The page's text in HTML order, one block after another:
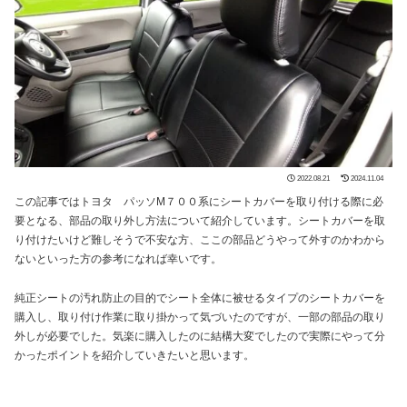
2022.08.21 2024.11.04
この記事ではトヨタ パッソM７００系にシートカバーを取り付ける際に必
要となる、部品の取り外し方法について紹介しています。シートカバーを取
り付けたいけど難しそうで不安な方、ここの部品どうやって外すのかわから
ないといった方の参考になれば幸いです。
純正シートの汚れ防止の目的でシート全体に被せるタイプのシートカバーを
購入し、取り付け作業に取り掛かって気づいたのですが、一部の部品の取り
外しが必要でした。気楽に購入したのに結構大変でしたので実際にやって分
かったポイントを紹介していきたいと思います。